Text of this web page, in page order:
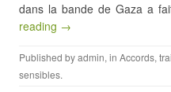
dans la bande de Gaza a
reading →
Published byadmin, in Accords,
sensibles.